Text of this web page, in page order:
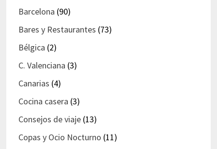
Barcelona (90)
Bares y Restaurantes (73)
Bélgica (2)
C. Valenciana (3)
Canarias (4)
Cocina casera (3)
Consejos de viaje(13)
Copas y Ocio Nocturno (11)